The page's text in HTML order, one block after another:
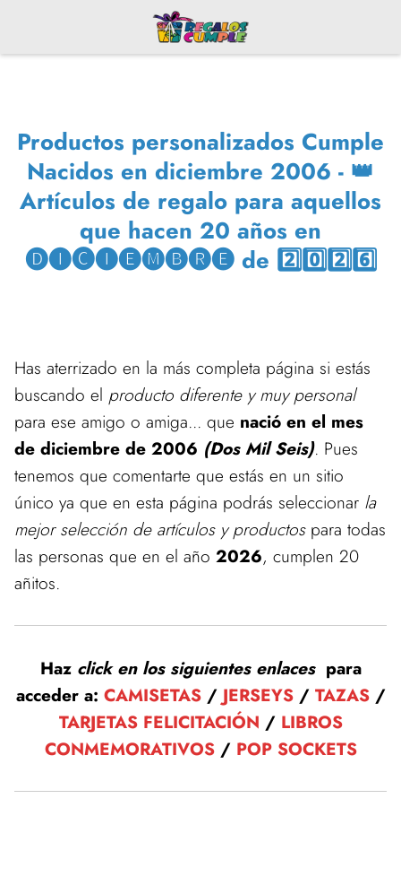
Productos personalizados Cumple
Nacidos en diciembre 2006 - 👑
Artículos de regalo para aquellos
que hacen 20 años en
🅓🅘🅒🅘🅔🅜🅑🅡🅔 de 2️⃣0️⃣2️⃣6️⃣
Has aterrizado en la más completa página si estás
buscando el producto diferente y muy personal
para ese amigo o amiga... que nació en el mes
de diciembre de 2006 (Dos Mil Seis). Pues
tenemos que comentarte que estás en un sitio
único ya que en esta página podrás seleccionar la
mejor selección de artículos y productospara todas
las personas que en el año 2026, cumplen 20
añitos.
Haz click en los siguientes enlaces para
acceder a: CAMISETAS/ JERSEYS/ TAZAS/
TARJETAS FELICITACIÓN / LIBROS
CONMEMORATIVOS/ POP SOCKETS